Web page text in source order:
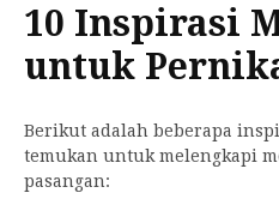
10 Inspirasi
untuk
Berikut adalah beberapa
temukan untuk melengkapi
pasangan: